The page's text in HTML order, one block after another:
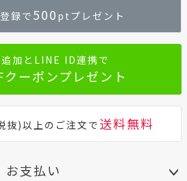
へ
録で 500 ptプレゼント
加とLINE ID連携で
ーポンプレゼント
)以上のご注文で 送料無料
お支払い